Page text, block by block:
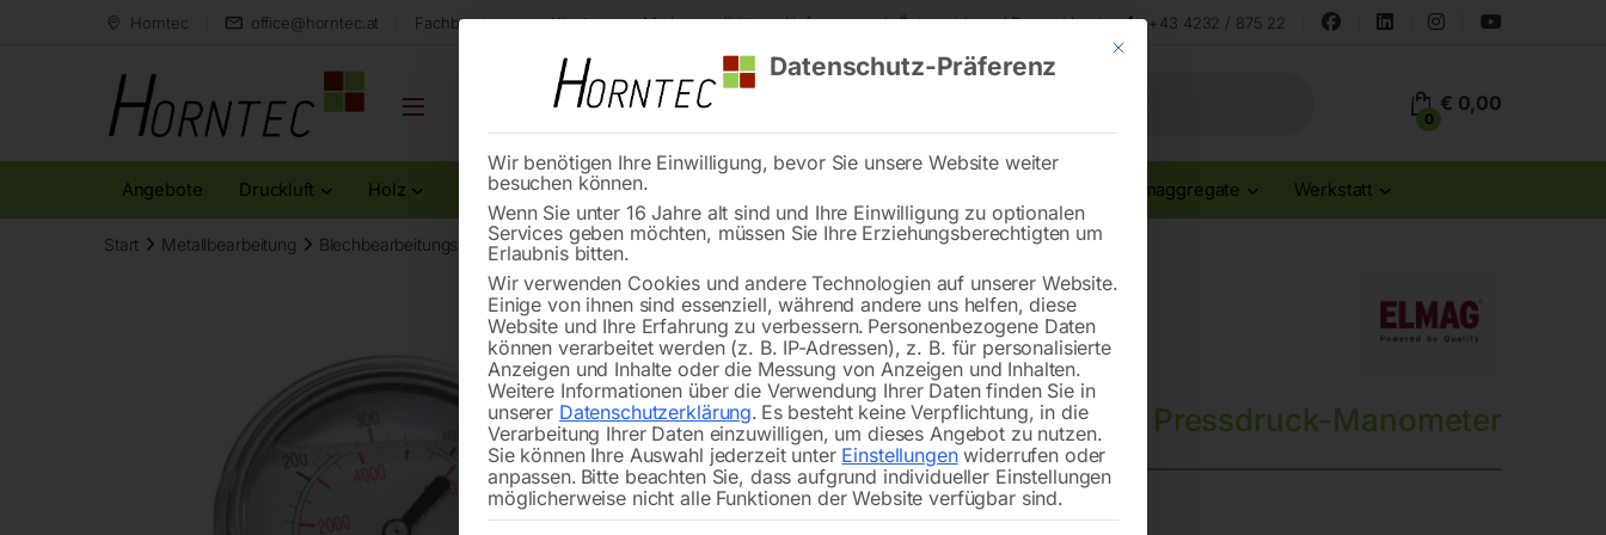
Horntec office@horntec.at Fachberatung aus Kärnten Markenqualität Lieferung nach Österreich und Deutschland +43 4232 / 875 22
0
€ 0,00
Angebote Druckluft Holz Metall Reinigung Stromaggregate Werkstatt
Start Metallbearbeitung Blechbearbeitungs-Zubehör Pressdruck-Manometer
🔍
Pressdruck-Manometer
für Werkstattpresse Serie WPMH-Profi
Mit diesem Button wird der Dialog geschlossen. Seine Funktionalität ist
Datenschutz-Präferenz
Wir benötigen Ihre Einwilligung, bevor Sie unsere Website weiter
besuchen können.
Wenn Sie unter 16 Jahre alt sind und Ihre Einwilligung zu optionalen
Services geben möchten, müssen Sie Ihre Erziehungsberechtigten um
Erlaubnis bitten.
Wir verwenden Cookies und andere Technologien auf unserer Website.
Einige von ihnen sind essenziell, während andere uns helfen, diese
Website und Ihre Erfahrung zu verbessern. Personenbezogene Daten
können verarbeitet werden (z. B. IP-Adressen), z. B. für personalisierte
Anzeigen und Inhalte oder die Messung von Anzeigen und Inhalten.
Weitere Informationen über die Verwendung Ihrer Daten finden Sie in
unserer Datenschutzerklärung. Es besteht keine Verpflichtung, in die
Verarbeitung Ihrer Daten einzuwilligen, um dieses Angebot zu nutzen.
Sie können Ihre Auswahl jederzeit unter Einstellungenwiderrufen oder
anpassen. Bitte beachten Sie, dass aufgrund individueller Einstellungen
möglicherweise nicht alle Funktionen der Website verfügbar sind.